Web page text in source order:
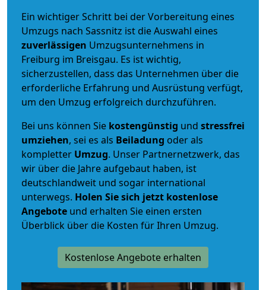
Ein wichtiger Schritt bei der Vorbereitung eines
Umzugs nach Sassnitz ist die Auswahl eines
zuverlässigen Umzugsunternehmens in
Freiburg im Breisgau. Es ist wichtig,
sicherzustellen, dass das Unternehmen über die
erforderliche Erfahrung und Ausrüstung verfügt,
um den Umzug erfolgreich durchzuführen.
Bei uns können Sie kostengünstig und stressfrei
umziehen, sei es als Beiladung oder als
kompletter Umzug. Unser Partnernetzwerk, das
wir über die Jahre aufgebaut haben, ist
deutschlandweit und sogar international
unterwegs. Holen Sie sich jetzt kostenlose
Angebote und erhalten Sie einen ersten
Überblick über die Kosten für Ihren Umzug.
Kostenlose Angebote erhalten